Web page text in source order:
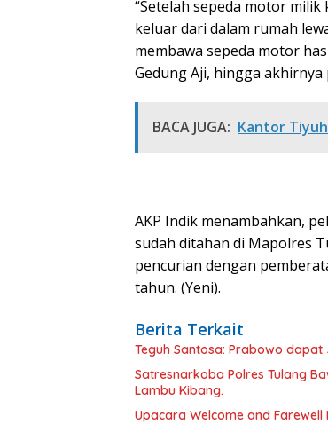
“Setelah sepeda motor
keluar dari dalam rumah
membawa sepeda motor
Gedung Aji, hingga
BACA JUGA: Kantor
AKP Indik menambahkan,
sudah ditahan di Mapolres
pencurian dengan
tahun. (Yeni).
Berita Terkait
Teguh Santosa: Prabowo
Satresnarkoba Polres Tulang
Lambu Kibang.
Upacara Welcome and